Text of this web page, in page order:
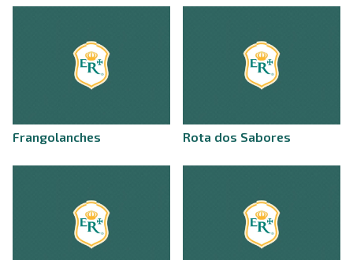
Frangolanches Rota dos Sabores